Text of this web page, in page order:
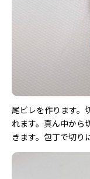
尾ビレを作ります。
れます。真ん中から
きます。包丁で切り